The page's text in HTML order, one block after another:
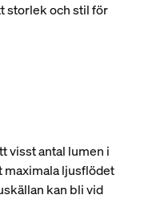
storlek och stil för
visst antal lumen i
maximala ljusflödet
kan bli vid